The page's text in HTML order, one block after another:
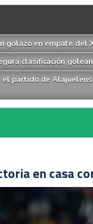
golazo en empate del
clasificación
el partido de
en casa